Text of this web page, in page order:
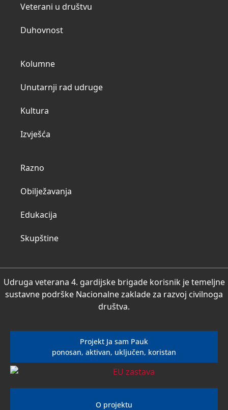
Veterani u društvu
Duhovnost
Kolumne
Unutarnji rad udruge
Kultura
Izvješća
Razno
Obilježavanja
Edukacija
Skupštine
Udruga veterana 4. gardijske brigade korisnik je temeljne
sustavne podrške Nacionalne zaklade za razvoj civilnoga
društva.
Projekt Ja sam Pauk
ponosan, aktivan, uključen, koristan
O projektu